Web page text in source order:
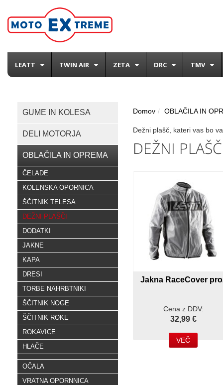
LEATT TWIN AIR ZETA DRC TMV
GUME IN KOLESA
DELI MOTORJA
OBLAČILA IN OPREMA
ČELADE
KOLENSKA OPORNICA
ŠČITNIK TELESA
DEŽNI PLAŠČI
DODATKI
JAKNE
KAPA
DRESI
TORBE NAHRBTNIKI
ŠČITNIK NOGE
ŠČITNIK ROKE
ROKAVICE
HLAČE
OČALA
VRATNA OPORNNICA
Domov OBLAČILA IN
Dežni plašč, kateri vas bo
DEŽNI
Jakna RaceCover
Cena z DDV:
32,99 €
VEČ